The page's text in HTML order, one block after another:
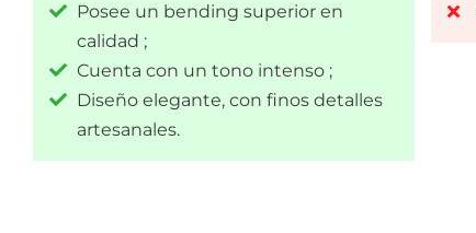
Posee un bending superior en
calidad ;
Cuenta con un tono intenso ;
Diseño elegante, con finos detalles
artesanales.